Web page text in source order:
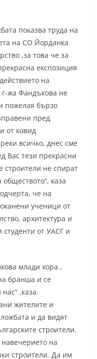
показва труда на
на СО Йорданка
,за това че за
експозиция
на
жа Фандъкова не
пожелая бързо
пред
от ковид
всичко, днес сме
Вас тези прекрасни
строители не спират
каза
че на
ученици от
архитектура и
студенти от УАСГ и
млади хора ,
бранша и се
,каза
жителите и
и да видят
строители.
на
строители. Да им